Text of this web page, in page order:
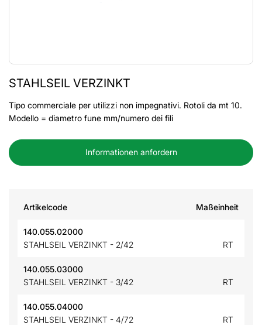
STAHLSEIL VERZINKT
Tipo commerciale per utilizzi non impegnativi. Rotoli da mt 10.
Modello = diametro fune mm/numero dei fili
Informationen anfordern
Artikelcode Maßeinheit
140.055.02000
STAHLSEIL VERZINKT - 2/42
RT
140.055.03000
STAHLSEIL VERZINKT - 3/42
RT
140.055.04000
STAHLSEIL VERZINKT - 4/72
RT